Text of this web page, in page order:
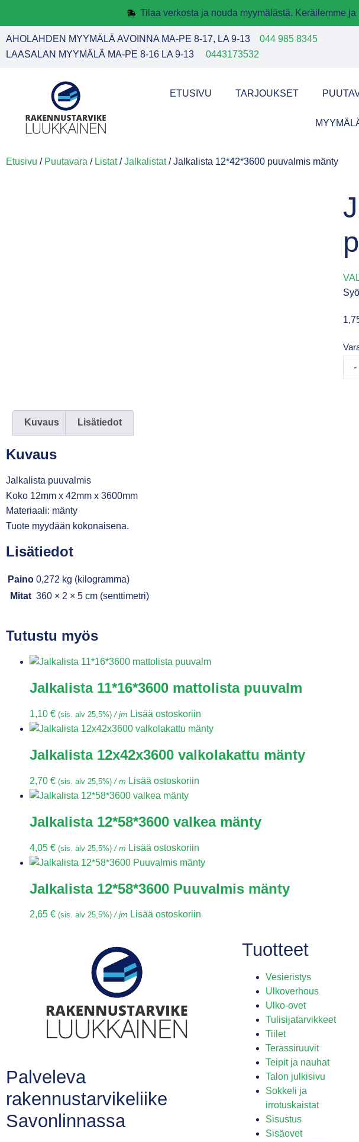
Tilaa verkosta ja nouda myymälästä. Keräilemme
AHOLAHDEN MYYMÄLÄ AVOINNA MA-PE 8-17, LA 9-13 044 985 8345
LAASALAN MYYMÄLÄ MA-PE 8-16 LA 9-13
0443173532
ETUSIVU TARJOUKSET
Etusivu / Puutavara / Listat/Jalkalistat/ Jalkalista 12*42*3600 puuvalmis mänty
-
Kuvaus Lisätiedot
Kuvaus
Jalkalista puuvalmis
Koko 12mm x 42mm x 3600mm
Materiaali: mänty
Tuote myydään kokonaisena.
Lisätiedot
Paino 0,272 kg (kilogramma)
Mitat 360 × 2 × 5 cm (senttimetri)
Tutustu myös
Jalkalista 11*16*3600 mattolista puuvalm
1,10 € (sis. alv 25,5%) / jm Lisää ostoskoriin
Jalkalista 12x42x3600 valkolakattu mänty
2,70 € (sis. alv 25,5%) / m Lisää ostoskoriin
Jalkalista 12*58*3600 valkea mänty
4,05 € (sis. alv 25,5%) / m Lisää ostoskoriin
Jalkalista 12*58*3600 Puuvalmis mänty
2,65 € (sis. alv 25,5%) / jm Lisää ostoskoriin
Palveleva
rakennustarvikeliike
Savonlinnassa
Tuotteet
Vesieristys
Ulkoverhous
Ulko-ovet
Tulisijatarvikkeet
Tiilet
Terassiruuvit
Teipit ja nauhat
Talon julkisivu
Sokkeli ja
irrotuskaistat
Sisustus
Sisäovet